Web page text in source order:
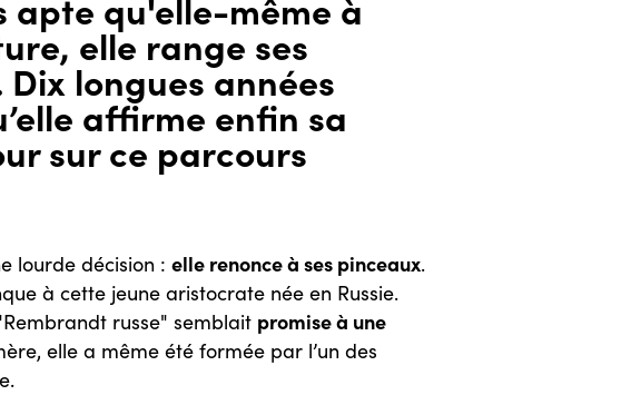
elle range ses
longues années
affirme enfin sa
sur ce parcours
lourde décision :elle renonce à ses pinceaux.
à cette jeune aristocrate née en Russie.
russe" semblait promise à une
elle a même été formée par l’un des